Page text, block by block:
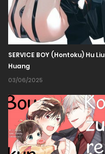
SERVICE BOY (Hontoku) Hu Liu
Huang
03/06/2025